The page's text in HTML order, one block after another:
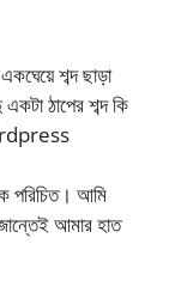
শব্দ ছাড়া
ঠাপের শব্দ কি
পরিচিত। আমি
আমার হাত